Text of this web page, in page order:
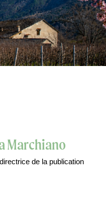
Marchiano
de la publication